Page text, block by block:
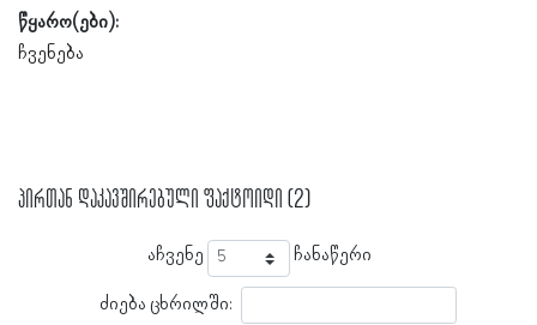
წყარო(ები):
ჩვენება
პირთან დაკავშირებული ფაქტოიდი (2)
აჩვენე ჩანაწერი
ძიება ცხრილში: